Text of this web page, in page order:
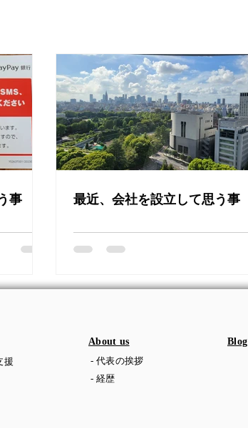
事 最近、会社を設立して思う事
援
About us
- 代表の挨拶
- 経歴
Blog